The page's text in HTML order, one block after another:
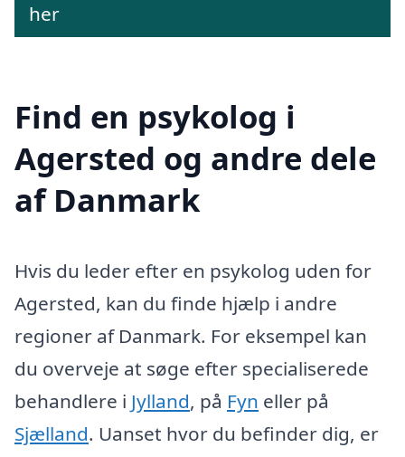
her
Find en psykolog i
Agersted og andre dele
af Danmark
Hvis du leder efter en psykolog uden for
Agersted, kan du finde hjælp i andre
regioner af Danmark. For eksempel kan
du overveje at søge efter specialiserede
behandlere i Jylland, på Fyn eller på
Sjælland. Uanset hvor du befinder dig, er